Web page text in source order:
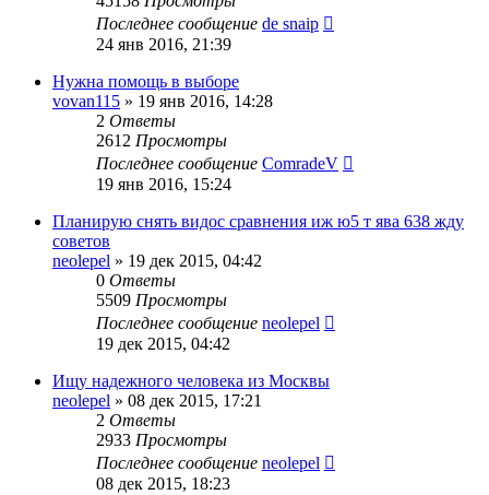
Последнее сообщение de snaip
24 янв 2016, 21:39
Нужна помощь в выборе
vovan115 » 19 янв 2016, 14:28
2 Ответы
2612 Просмотры
Последнее сообщение ComradeV
19 янв 2016, 15:24
Планирую снять видос сравнения иж ю5 т ява 638 жду
советов
neolepel » 19 дек 2015, 04:42
0 Ответы
5509 Просмотры
Последнее сообщение neolepel
19 дек 2015, 04:42
Ищу надежного человека из Москвы
neolepel » 08 дек 2015, 17:21
2 Ответы
2933 Просмотры
Последнее сообщение neolepel
08 дек 2015, 18:23